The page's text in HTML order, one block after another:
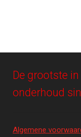
De grootste
onderhoud
Algemene